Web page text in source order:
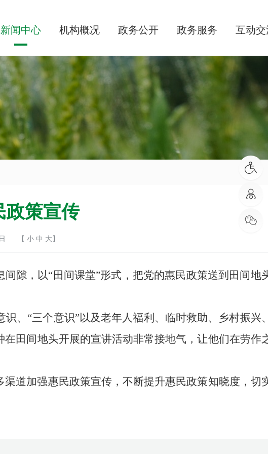
新闻中心 机构概况 政务公开 政务服务 互动交
政策宣传
【 小 中 大 】
隙，以“田间课堂”形式，把党的惠民政策送到田间地
、 “三个意识”以及老年人福利、临时救助、乡村振兴
田间地头开展的宣讲活动非常接地气，让他们在劳作
道加强惠民政策宣传，不断提升惠民政策知晓度，切